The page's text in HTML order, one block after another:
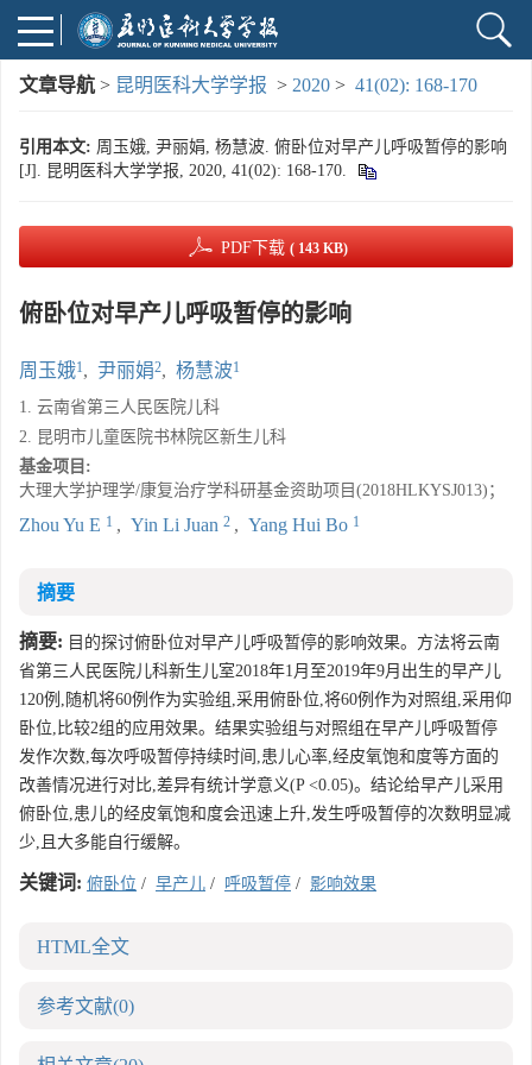
文章导航 > 昆明医科大学学报 > 2020 > 41(02): 168-170
引用本文: 周玉娥, 尹丽娟, 杨慧波. 俯卧位对早产儿呼吸暂停的影响
[J]. 昆明医科大学学报, 2020, 41(02): 168-170.
PDF下载 ( 143 KB)
俯卧位对早产儿呼吸暂停的影响
周玉娥1, 尹丽娟2, 杨慧波1
1. 云南省第三人民医院儿科
2. 昆明市儿童医院书林院区新生儿科
基金项目:
大理大学护理学/康复治疗学科研基金资助项目(2018HLKYSJ013)；
Zhou Yu E 1 , Yin Li Juan 2 , Yang Hui Bo 1
摘要
摘要: 目的探讨俯卧位对早产儿呼吸暂停的影响效果。方法将云南
省第三人民医院儿科新生儿室2018年1月至2019年9月出生的早产儿
120例,随机将60例作为实验组,采用俯卧位,将60例作为对照组,采用仰
卧位,比较2组的应用效果。结果实验组与对照组在早产儿呼吸暂停
发作次数,每次呼吸暂停持续时间,患儿心率,经皮氧饱和度等方面的
改善情况进行对比,差异有统计学意义(P <0.05)。结论给早产儿采用
俯卧位,患儿的经皮氧饱和度会迅速上升,发生呼吸暂停的次数明显减
少,且大多能自行缓解。
关键词: 俯卧位 / 早产儿 / 呼吸暂停 / 影响效果
HTML全文
参考文献(0)